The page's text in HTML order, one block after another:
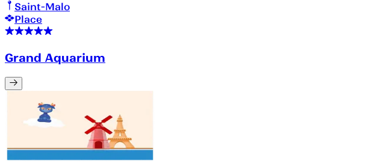
Saint-Malo
Place
Grand Aquarium